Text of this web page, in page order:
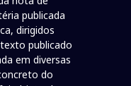
publicada
dirigidos
publicado
em diversas
do